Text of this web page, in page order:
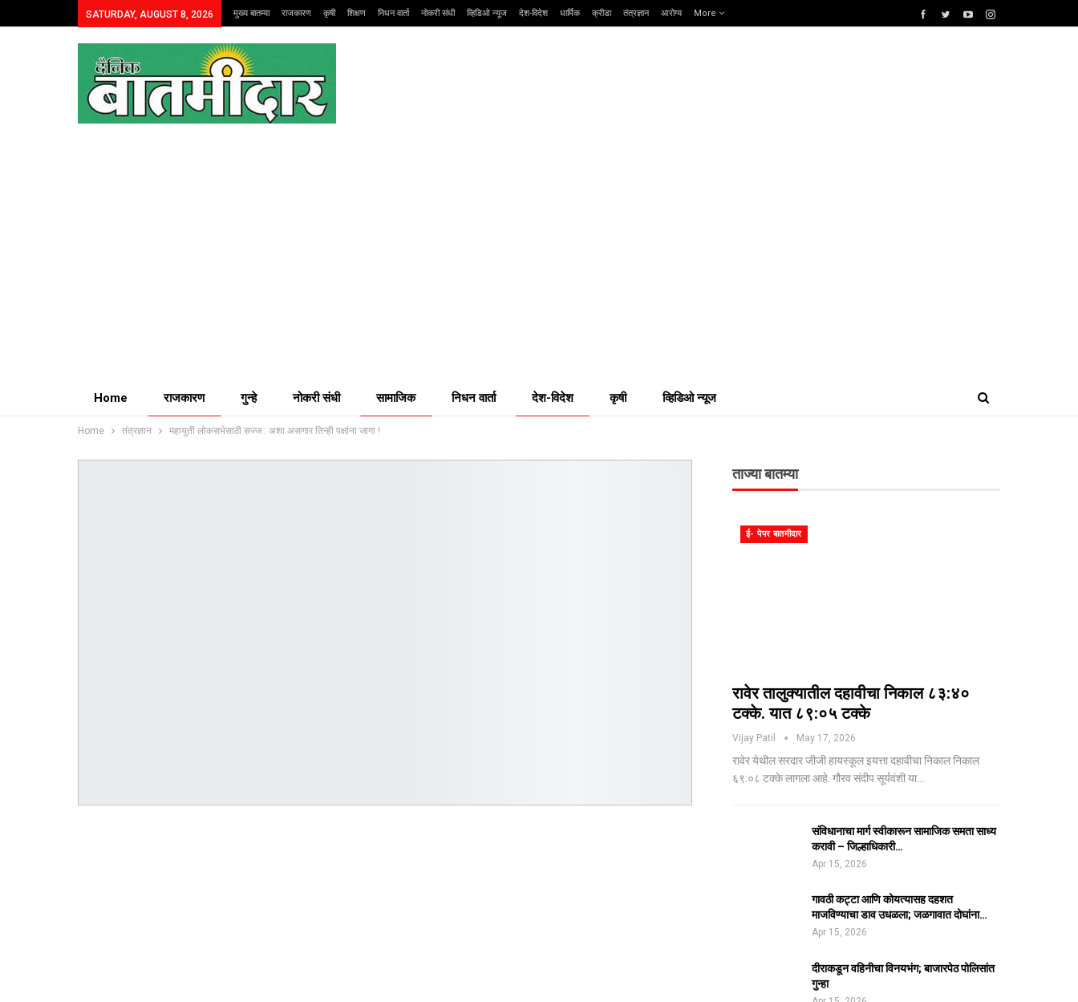
SATURDAY, AUGUST 8, 2026 मुख्य बातम्या राजकारण कृषी शिक्षण निधन वार्ता नोकरी संधी व्हिडिओ न्यूज देश-विदेश धार्मिक क्रीडा तंत्रज्ञान आरोग्य More
Home राजकारण गुन्हे नोकरी संधी सामाजिक निधन वार्ता देश-विदेश कृषी व्हिडिओ न्यूज
Home तंत्रज्ञान महायुती लोकसभेसाठी सज्ज : अशा असणार तिन्ही पक्षांना जागा !
ताज्या बातम्या
ई- पेपर बातमीदार
रावेर तालुक्यातील दहावीचा निकाल ८३:४०
टक्के. यात ८९:०५ टक्के
Vijay Patil May 17, 2026
रावेर येथील सरदार जीजी हायस्कूल इयत्ता दहावीचा निकाल निकाल
६९:०८ टक्के लागला आहे. गौरव संदीप सूर्यवंशी या…
संविधानाचा मार्ग स्वीकारून सामाजिक समता साध्य
करावी – जिल्हाधिकारी…
Apr 15, 2026
गावठी कट्टा आणि कोयत्यासह दहशत
माजविण्याचा डाव उधळला; जळगावात दोघांना…
Apr 15, 2026
दीराकडून वहिनीचा विनयभंग; बाजारपेठ पोलिसांत
गुन्हा